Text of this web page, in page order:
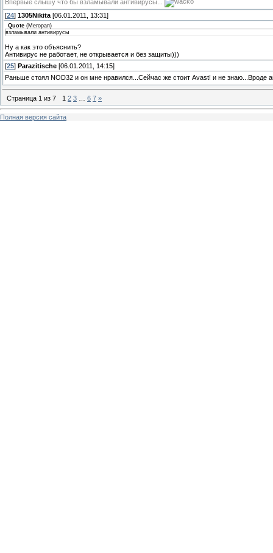
Впервые слышу что бы взламывали антивирусы...
[24] 1305Nikita [06.01.2011, 13:31]
Quote (Мегорап)
взламывали антивирусы
Ну а как это объяснить?
Антивирус не работает, не открывается и без защиты)))
[25] Parazitische [06.01.2011, 14:15]
Раньше стоял NOD32 и он мне нравился...Сейчас же стоит Avast! и не знаю...Вроде
Страница 1 из 7 1 2 3 6 7 »
Полная версия сайта